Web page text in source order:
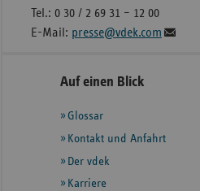
Tel.: 0 30 / 2 69 31 – 12 00
E-Mail: presse@vdek.com
Seitennavigation
Seitenleiste
weiteren
Informationen
Auf einen Blick
Glossar
Kontakt und Anfahrt
Der vdek
Karriere